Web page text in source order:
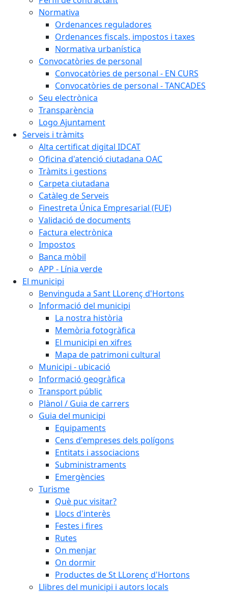
Normativa
Ordenances reguladores
Ordenances fiscals, impostos i taxes
Normativa urbanística
Convocatòries de personal
Convocatòries de personal - EN CURS
Convocatòries de personal - TANCADES
Seu electrònica
Transparència
Logo Ajuntament
Serveis i tràmits
Alta certificat digital IDCAT
Oficina d'atenció ciutadana OAC
Tràmits i gestions
Carpeta ciutadana
Catàleg de Serveis
Finestreta Única Empresarial (FUE)
Validació de documents
Factura electrònica
Impostos
Banca mòbil
APP - Línia verde
El municipi
Benvinguda a Sant LLorenç d'Hortons
Informació del municipi
La nostra història
Memòria fotogràfica
El municipi en xifres
Mapa de patrimoni cultural
Municipi - ubicació
Informació geogràfica
Transport públic
Plànol / Guia de carrers
Guia del municipi
Equipaments
Cens d'empreses dels polígons
Entitats i associacions
Subministraments
Emergències
Turisme
Què puc visitar?
Llocs d'interès
Festes i fires
Rutes
On menjar
On dormir
Productes de St LLorenç d'Hortons
Llibres del municipi i autors locals